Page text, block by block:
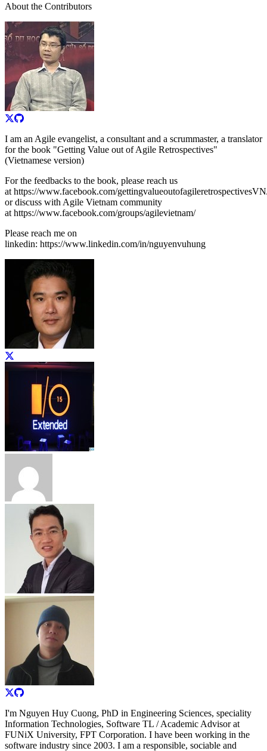
About the Contributors
I am an Agile evangelist, a consultant and a scrummaster, a translator
for the book "Getting Value out of Agile Retrospectives"
(Vietnamese version)
For the feedbacks to the book, please reach us
at https://www.facebook.com/
or discuss with Agile Vietnam community
at https://www.facebook.com/groups/agilevietnam/
Please reach me on
linkedin: https://www.linkedin.com/in/nguyenvuhung
I'm Nguyen Huy Cuong, PhD in Engineering Sciences, speciality
Information Technologies, Software TL / Academic Advisor at
FUNiX University, FPT Corporation. I have been working in the
software industry since 2003. I am a responsible, sociable and